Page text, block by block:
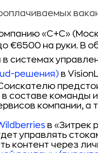
«С+С»
€6500 на руки. В
системах
решения) в
составе команды
компании,
в «Зитрек
управлять
контент через